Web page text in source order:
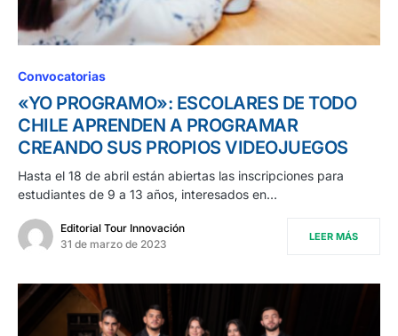
Convocatorias
«YO PROGRAMO»: ESCOLARES DE TODO
CHILE APRENDEN A PROGRAMAR
CREANDO SUS PROPIOS VIDEOJUEGOS
Hasta el 18 de abril están abiertas las inscripciones para
estudiantes de 9 a 13 años, interesados en…
Editorial Tour Innovación
31 de marzo de 2023
LEER MÁS